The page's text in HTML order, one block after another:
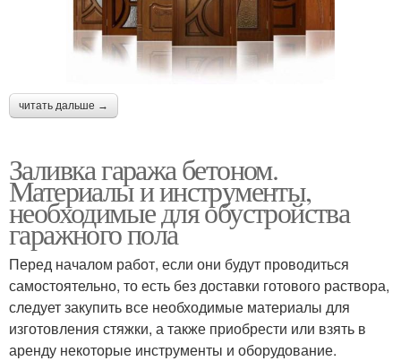
читать дальше →
Заливка гаража бетоном.
Материалы и инструменты,
необходимые для обустройства
гаражного пола
Перед началом работ, если они будут проводиться
самостоятельно, то есть без доставки готового раствора,
следует закупить все необходимые материалы для
изготовления стяжки, а также приобрести или взять в
аренду некоторые инструменты и оборудование.